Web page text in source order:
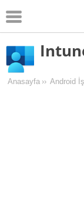
Android
Anasayfa ›› Android